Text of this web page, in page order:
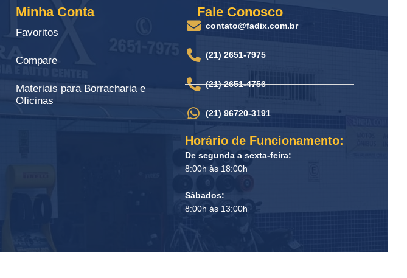
Minha Conta
Favoritos
Compare
Materiais para Borracharia e
Oficinas
Fale Conosco
contato@fadix.com.br
(21) 2651-7975
(21) 2651-4756
(21) 96720-3191
Horário de Funcionamento:
De segunda a sexta-feira:
8:00h às 18:00h
Sábados:
8:00h às 13:00h